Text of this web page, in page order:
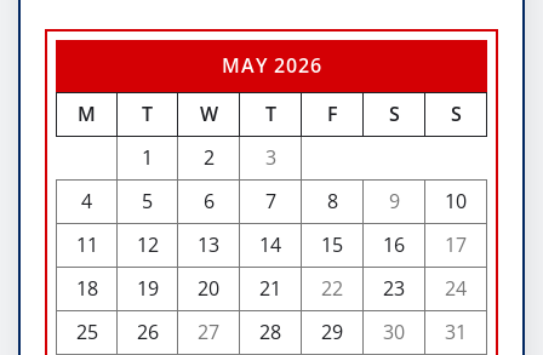
MAY 2026
M
T W T F S
S
1
2
3
4
5 6 7 8 9
10
11
12 13 14 15 16
17
18
19 20 21 22 23
24
25
26 27 28 29 30
31